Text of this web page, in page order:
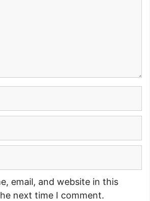
email, and website in this
next time I comment.